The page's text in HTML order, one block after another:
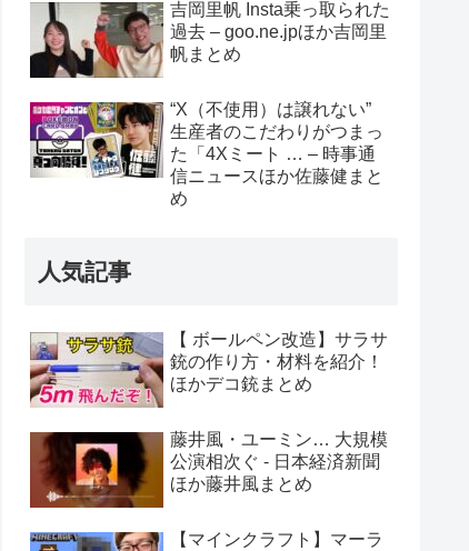
吉岡里帆 Insta乗っ取られた
過去 – goo.ne.jpほか吉岡里
帆まとめ
“X（不使用）は譲れない”
生産者のこだわりがつまっ
た「4Xミート … – 時事通
信ニュースほか佐藤健まと
め
人気記事
【 ボールペン改造】サラサ
銃の作り方・材料を紹介！
ほかデコ銃まとめ
藤井風・ユーミン… 大規模
公演相次ぐ - 日本経済新聞
ほか藤井風まとめ
【マインクラフト】マーラ